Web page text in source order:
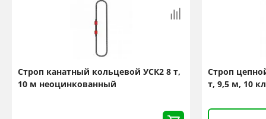
Строп канатный кольцевой УСК2 8 т,
10 м неоцинкованный
Строп
т, 9,5 м, 10